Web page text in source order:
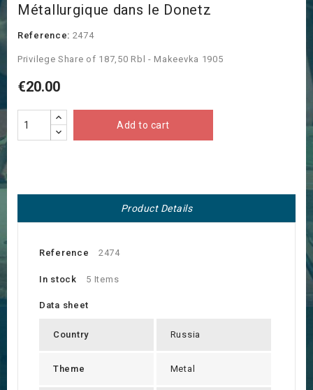
Métallurgique dans le Donetz
Reference: 2474
Privilege Share of 187,50 Rbl - Makeevka 1905
€20.00
Add to cart
Product Details
Reference 2474
In stock 5 Items
Data sheet
Country Russia
Theme Metal